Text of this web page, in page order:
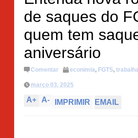
de saques do
quem tem
aniversário
Comentar econimia, FGTS,
março 03, 2025
A+ A- IMPRIMIR EMAIL